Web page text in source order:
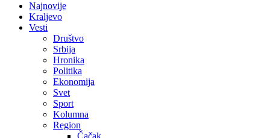
Najnovije
Kraljevo
Vesti
Društvo
Srbija
Hronika
Politika
Ekonomija
Svet
Sport
Kolumna
Region
Čačak